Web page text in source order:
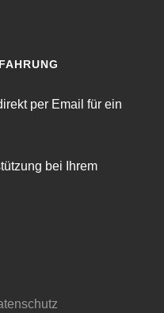
per Email für ein
bei Ihrem